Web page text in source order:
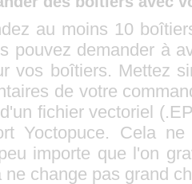
au moins 10
pouvez demander à
vos boîtiers. Mettez
de votre
fichier vectoriel
Yoctopuce. Cela
importe que l'on
change pas grand